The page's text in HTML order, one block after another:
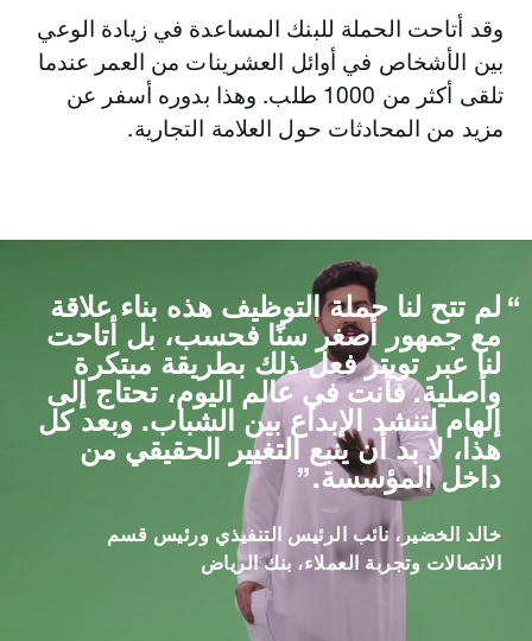
وقد أتاحت الحملة للبنك المساعدة في زيادة الوعي
بين الأشخاص في أوائل العشرينات من العمر عندما
تلقى أكثر من 1000 طلب. وهذا بدوره أسفر عن
مزيد من المحادثات حول العلامة التجارية.
لم تتح لنا حملة التوظيف هذه بناء علاقة
مع جمهور أصغر سنًا فحسب، بل أتاحت
لنا عبر تويتر فعل ذلك بطريقة مبتكرة
وأصلية. فأنت في عالم اليوم، تحتاج إلى
إلهام لتنشد الإبداع بين الشباب. وبعد كل
هذا، لا بد أن ينبع التغيير الحقيقي من
داخل المؤسسة.
خالد الخضير، نائب الرئيس التنفيذي ورئيس قسم
الاتصالات وتجربة العملاء، بنك الرياض